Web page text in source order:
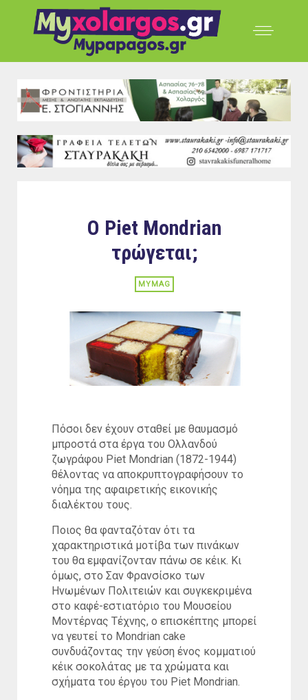
Ο Piet Mondrian
τρώγεται;
MYMAG
Πόσοι δεν έχουν σταθεί με θαυμασμό
μπροστά στα έργα του Ολλανδού
ζωγράφου Piet Mondrian (1872-1944)
θέλοντας να αποκρυπτογραφήσουν το
νόημα της αφαιρετικής εικονικής
διαλέκτου τους.
Ποιος θα φανταζόταν ότι τα
χαρακτηριστικά μοτίβα των πινάκων
του θα εμφανίζονταν πάνω σε κέικ. Κι
όμως, στο Σαν Φρανσίσκο των
Ηνωμένων Πολιτειών και συγκεκριμένα
στο καφέ-εστιατόριο του Μουσείου
Μοντέρνας Τέχνης, ο επισκέπτης μπορεί
να γευτεί το Mondrian cake
συνδυάζοντας την γεύση ένος κομματιού
κέικ σοκολάτας με τα χρώματα και
σχήματα του έργου του Piet Mondrian.